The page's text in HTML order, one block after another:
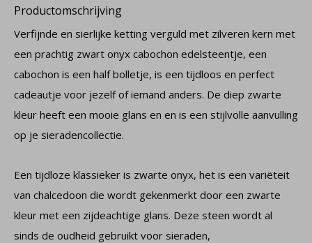
Productomschrijving
Verfijnde en sierlijke ketting verguld met zilveren kern met
een prachtig zwart onyx cabochon edelsteentje, een
cabochon is een half bolletje, is een tijdloos en perfect
cadeautje voor jezelf of iemand anders. De diep zwarte
kleur heeft een mooie glans en en is een stijlvolle aanvulling
op je sieradencollectie.
Een tijdloze klassieker is zwarte onyx, het is een variëteit
van chalcedoon die wordt gekenmerkt door een zwarte
kleur met een zijdeachtige glans. Deze steen wordt al
sinds de oudheid gebruikt voor sieraden,